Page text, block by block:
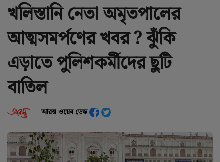
খলিস্তানি নেতা অমৃতপালের
আত্মসমর্পণের খবর ? ঝুঁকি
এড়াতে পুলিশকর্মীদের ছুটি
বাতিল
আরম্ভ ওয়েব ডেস্ক